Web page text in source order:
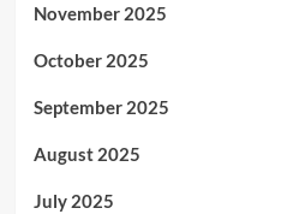
November 2025
October 2025
September 2025
August 2025
July 2025